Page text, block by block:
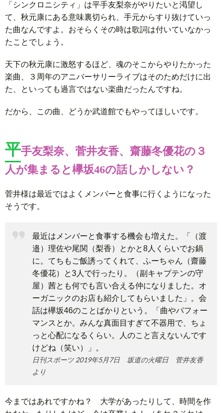
「シンクロニシティ」は平手友梨奈がやりたいと渇望し
て、秋元康にある意味裏切られ、手元からすり抜けていっ
た曲なんですよ。おそらくその時は歌詞は付いていなかっ
たことでしょう。
天下の秋元康に激怒するほど、魂のそこからやりたかった
楽曲、３周年のアニバーサリーライブはそのためだけに出
た、といっても過言ではない楽曲だったんですね。
だから、この曲、どうか武道館でもやってほしいです。
平手友梨奈、菅井友香、齋藤冬優花の３
人が集まると欅坂46の話しかしない？
菅井様は最近ではよくメンバーと食事に行くようになった
そうです。
最近はメンバーと食事する機会も増えた。「（渡
邉）理佐や尾関（梨香）とかと8人くらいでお鍋
に。てちもご飯誘ってくれて、ふーちゃん（齋藤
冬優花）と3人で行ったり。（副キャプテンの守
屋）茜とも何でも言い合える仲になりました。オ
ーガニックのお店も紹介してもらいました」。会
話は欅坂46のことばかりという。「曲やパフォー
マンスとか。みんな真面目すぎて不器用で、ちょ
っと心配になるくらい。人のこと言えないんです
けどね（笑い）」。
日刊スポーツ 2019年5月7日 坂道の火曜日 菅井友香
より
今まではあれですかね？ 大学があったりして、時間を作